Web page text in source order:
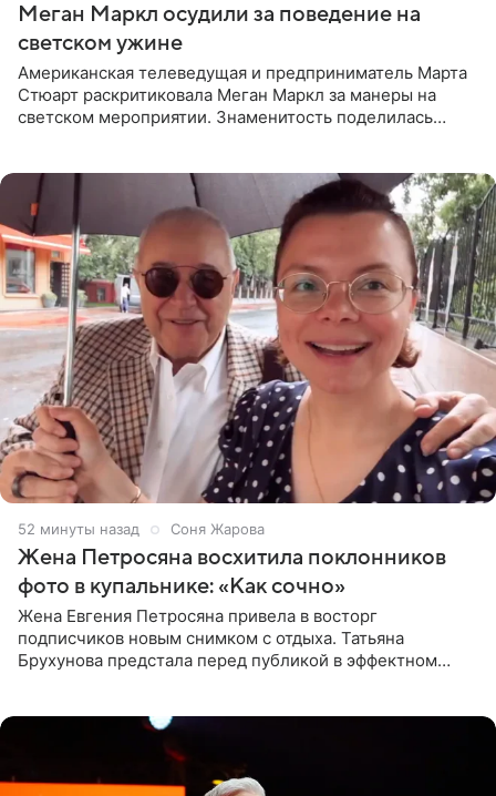
Меган Маркл осудили за поведение на
светском ужине
Американская телеведущая и предприниматель Марта
Стюарт раскритиковала Меган Маркл за манеры на
светском мероприятии. Знаменитость поделилась
53 минуты назад Соня Жарова
Жена Петросяна восхитила поклонников
фото в купальнике: «Как сочно»
Жена Евгения Петросяна привела в восторг
подписчиков новым снимком с отдыха. Татьяна
Брухунова предстала перед публикой в эффектном